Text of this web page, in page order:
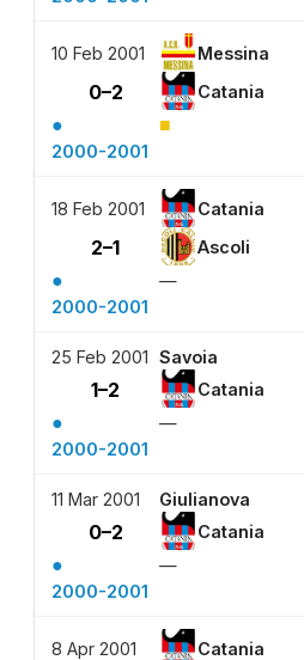
10 Feb 2001 Messina
0–2 Catania
● ■
2000-2001
18 Feb 2001 Catania
2–1 Ascoli
●
—
2000-2001
25 Feb 2001 Savoia
1–2 Catania
●
—
2000-2001
11 Mar 2001 Giulianova
0–2 Catania
●
—
2000-2001
8 Apr 2001 Catania